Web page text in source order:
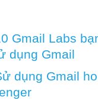
Gmail Labs
dụng Gmail
dụng Gmail